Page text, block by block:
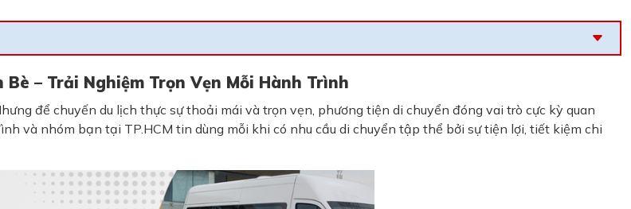
– Trải Nghiệm Trọn Vẹn Mỗi Hành Trình
để chuyến du lịch thực sự thoải mái và trọn vẹn, phương tiện di chuyển đóng vai trò cực kỳ quan
và nhóm bạn tại TP.HCM tin dùng mỗi khi có nhu cầu di chuyển tập thể bởi sự tiện lợi, tiết kiệm chi